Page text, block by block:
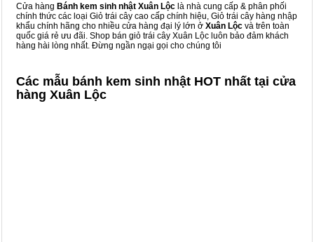
Cửa hàng Bánh kem sinh nhật Xuân Lộc là nhà cung cấp & phân phối
chính thức các loại Giỏ trái cây cao cấp chính hiệu, Giỏ trái cây hàng nhập
khẩu chính hãng cho nhiều cửa hàng đại lý lớn ở Xuân Lộc và trên toàn
quốc giá rẻ ưu đãi. Shop bán giỏ trái cây Xuân Lộc luôn bảo đảm khách
hàng hài lòng nhất. Đừng ngần ngại gọi cho chúng tôi
Các mẫu bánh kem sinh nhật HOT nhất tại cửa
hàng Xuân Lộc